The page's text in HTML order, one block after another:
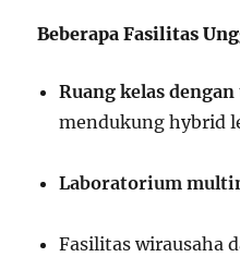
Beberapa Fasilitas
Ruang kelas
mendukung hybrid
Laboratorium
Fasilitas wirausaha